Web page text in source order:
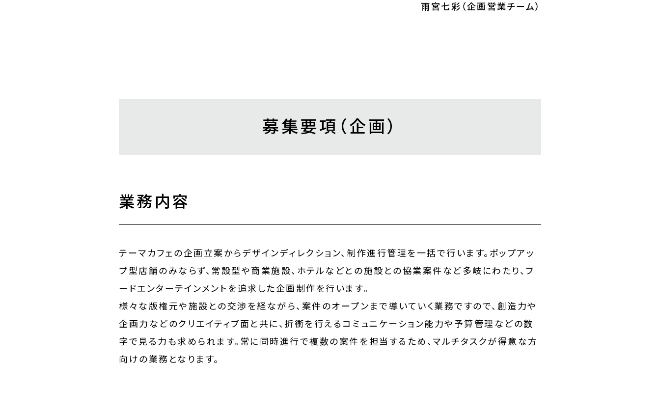
雨宮七彩（企画営業チーム）
募集要項 （企画）
業務内容
テーマカフェの企画立案からデザインディレクション、制作進行管理を一括で行います。ポップアッ
プ型店舗のみならず、常設型や商業施設、ホテルなどとの施設との協業案件など多岐にわたり、フ
ードエンターテインメントを追求した企画制作を行います。
様々な版権元や施設との交渉を経ながら、案件のオープンまで導いていく業務ですので、創造力や
企画力などのクリエイティブ面と共に、折衝を行えるコミュニケーション能力や予算管理などの数
字で見る力も求められます。常に同時進行で複数の案件を担当するため、マルチタスクが得意な方
向けの業務となります。